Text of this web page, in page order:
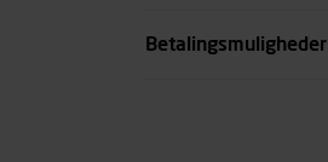
Betalingsmuligheder